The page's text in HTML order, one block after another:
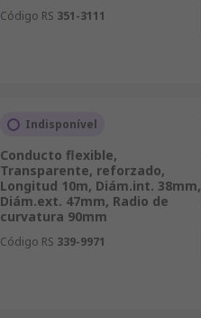
Código RS 351-3111
Indisponível
Conducto flexible,
Transparente, reforzado,
Longitud 10m, Diám.int. 38mm,
Diám.ext. 47mm, Radio de
curvatura 90mm
Código RS 339-9971